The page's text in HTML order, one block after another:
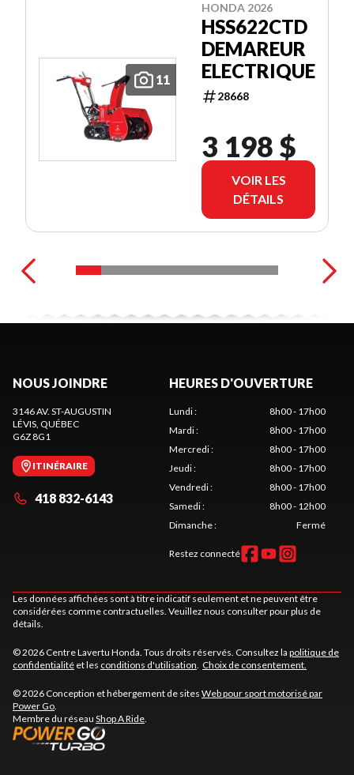
11
HONDA 2026
HSS622CTD
DEMAREUR
ELECTRIQUE
28668
3 198 $
VOIR LES
DÉTAILS
NOUS JOINDRE
3146 AV. ST-AUGUSTIN
LÉVIS, QUÉBEC
G6Z 8G1
ITINÉRAIRE
418 832-6143
HEURES D'OUVERTURE
Lundi:
8h00 - 17h00
Mardi:
8h00 - 17h00
Mercredi:
8h00 - 17h00
Jeudi:
8h00 - 17h00
Vendredi:
8h00 - 17h00
Samedi:
8h00 - 12h00
Dimanche: Fermé
Restez connecté
Les données affichées sont à titre indicatif seulement et ne peuvent être
considérées comme contractuelles. Veuillez nous consulter pour plus de
détails.
© 2026 Centre Lavertu Honda. Tous droits réservés. Consultez la politique de
confidentialité et les conditions d'utilisation. Choix de consentement.
© 2026 Conception et hébergement de sites Web pour sport motorisé par
Power Go.
Membre du réseau Shop A Ride.